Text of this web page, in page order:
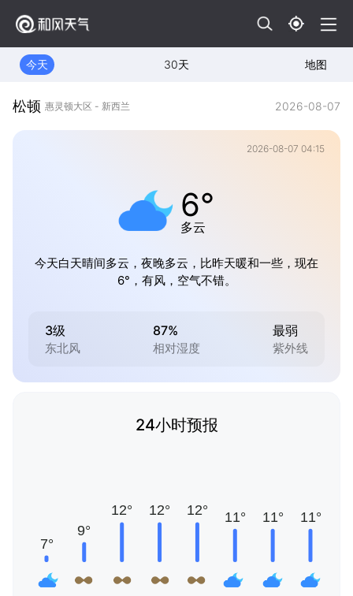
今天 30天 地图
松顿 惠灵顿大区 - 新西兰 2026-08-07
2026-08-07 04:15
6°
多云
今天白天晴间多云，夜晚多云，比昨天暖和一些，现在
6°，有风，空气不错。
3级
东北风
87%
相对湿度
最弱
紫外线
24小时预报